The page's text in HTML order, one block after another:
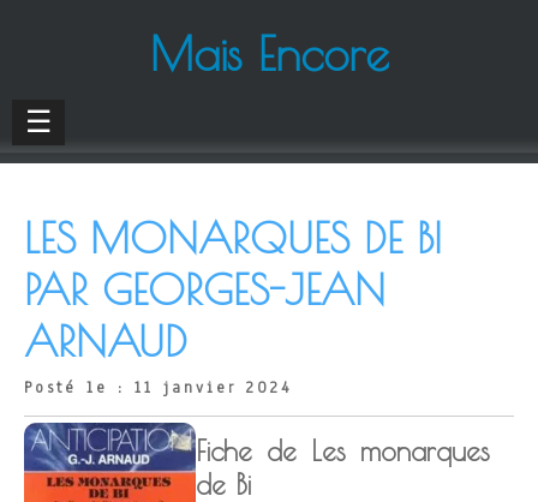
Mais Encore
☰
LES MONARQUES DE BI
PAR GEORGES-JEAN
ARNAUD
Posté le : 11 janvier 2024
Fiche de Les monarques
de Bi